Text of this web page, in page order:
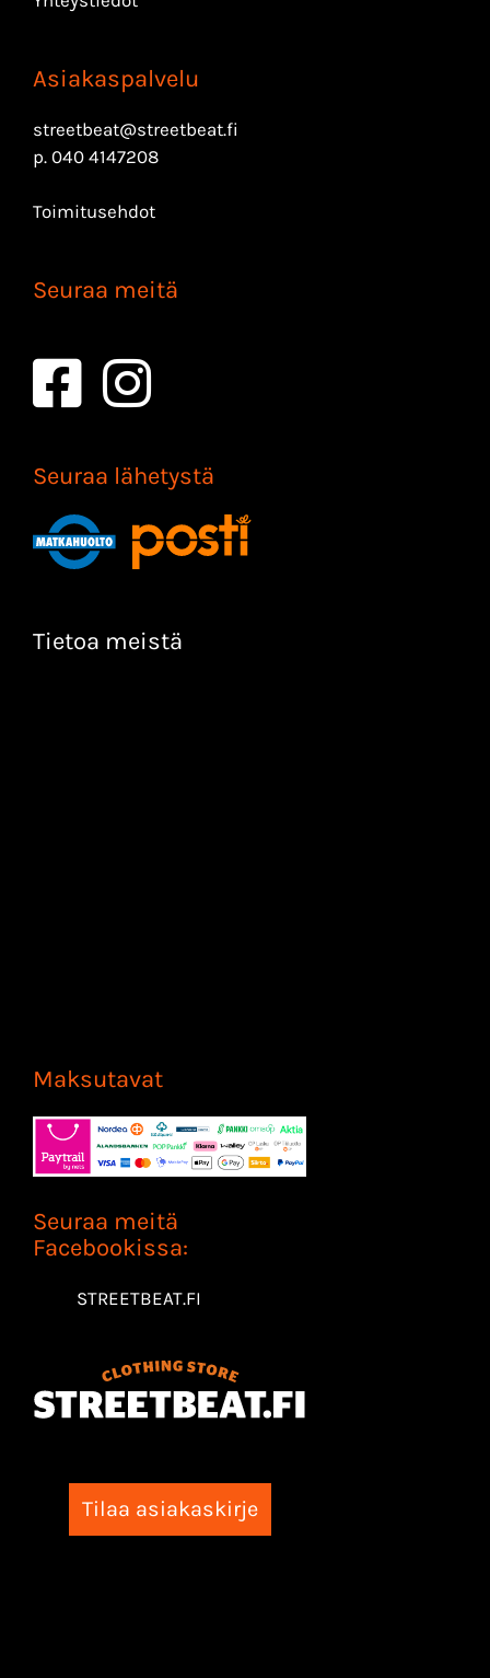
Asiakaspalvelu
streetbeat@streetbeat.fi
p. 040 4147208
Toimitusehdot
Seuraa meitä
Seuraa lähetystä
Tietoa meistä
Maksutavat
Seuraa meitä
Facebookissa:
STREETBEAT.FI